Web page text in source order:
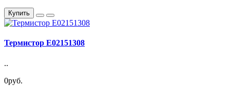
Купить
Термистор E02151308
..
0руб.